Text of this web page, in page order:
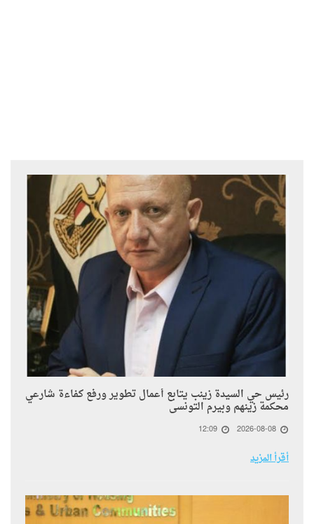
رئيس حي السيدة زينب يتابع أعمال تطوير ورفع كفاءة شارعي
محكمة زينهم وبيرم التونسى
2026-08-08
12:09
أقرأ المزيد